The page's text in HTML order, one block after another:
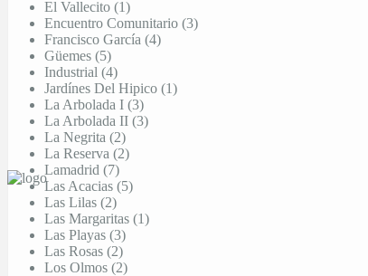
El Vallecito (1)
Encuentro Comunitario (3)
Francisco García (4)
Güemes (5)
Industrial (4)
Jardínes Del Hipico (1)
La Arbolada I (3)
La Arbolada II (3)
La Negrita (2)
La Reserva (2)
Lamadrid (7)
Las Acacias (5)
Las Lilas (2)
Las Margaritas (1)
Las Playas (3)
Las Rosas (2)
Los Olmos (2)